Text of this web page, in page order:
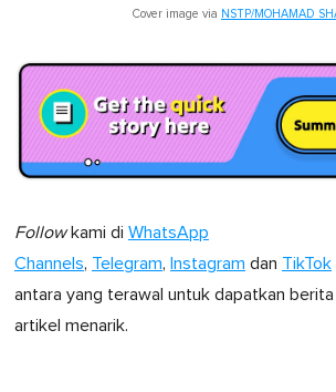
Cover image via NSTP/MOHAMAD
Followkami di WhatsApp
Channels, Telegram, Instagram dan TikTok
antara yang terawal untuk dapatkan
artikel menarik.